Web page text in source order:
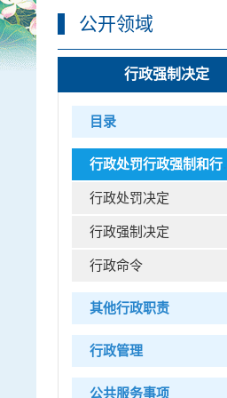
公开领域
行政强制决定
目录
行政处罚行政强制和行政命...
行政处罚决定
行政强制决定
行政命令
其他行政职责
行政管理
公共服务事项